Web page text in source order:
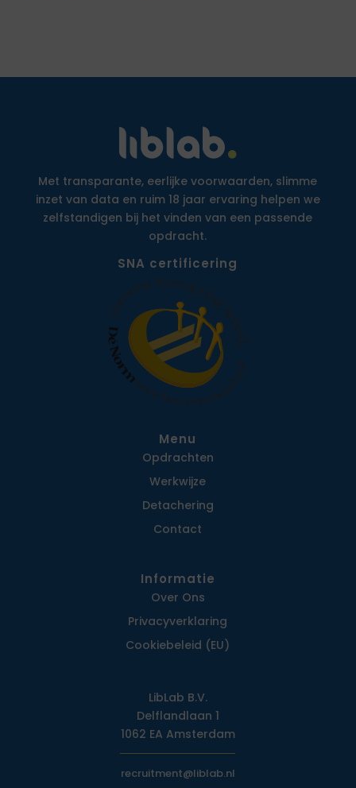
Met transparante, eerlijke voorwaarden, slimme
inzet van data en ruim 18 jaar ervaring helpen we
zelfstandigen bij het vinden van een passende
opdracht.
SNA certificering
Menu
Opdrachten
Werkwijze
Detachering
Contact
Informatie
Over Ons
Privacy­verklaring
Cookiebeleid (EU)
LibLab B.V.
Delflandlaan 1
1062 EA Amsterdam
recruitment@liblab.nl